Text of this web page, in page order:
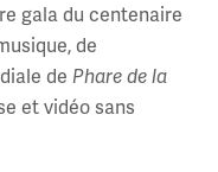
gala du centenaire
de
de Phare de la
et vidéo sans